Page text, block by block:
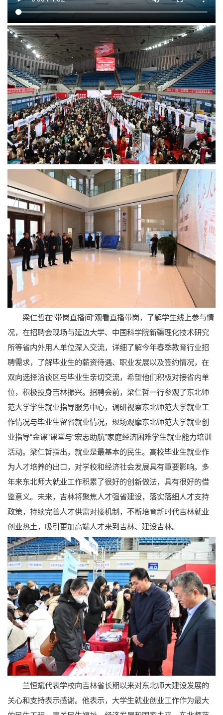
梁仁哲在“带岗直播间”观看直播带岗，了解学生线上参与情
况，在招聘会现场与延边大学、中国科学院新疆理化技术研究
所等省内外用人单位深入交流，详细了解今年春季教育行业招
聘需求，了解毕业生的薪资待遇、职业发展以及签约情况，在
双向选择洽谈区与毕业生亲切交流，希望他们积极对接省内单
位，积极投身吉林振兴。招聘会前，梁仁哲一行参观了东北师
范大学学生就业指导服务中心，调研视察东北师范大学就业工
作情况与毕业生留省就业情况，现场观摩东北师范大学就业创
业指导“金课”课堂与“宏志助航”家庭经济困难学生就业能力培训
活动。梁仁哲指出，就业是最基本的民生。高校毕业生就业作
为人才培养的出口，对学校和经济社会发展具有重要影响。多
年来东北师大就业工作积累了很好的创新做法，具有很好的借
鉴意义。未来，吉林将聚焦人才强省建设，落实落细人才支持
政策，持续完善人才供需对接机制，不断培育新时代吉林就业
创业热土，吸引更加高端人才来到吉林、建设吉林。
兰恒斌代表学校向吉林省长期以来对东北师大建设发展的
关心和支持表示感谢。他表示，大学生就业创业工作作为最大